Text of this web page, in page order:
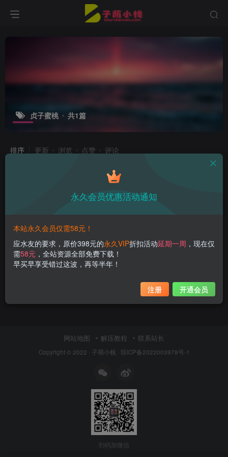
贞子蜜桃 共1篇
排序 更新 浏览 点赞 评论
贞子蜜桃个人简介及COS作品一览！
子萌在线
网站地图 解压教程 联系站长
Copyright © 2022 · 子萌小栈 · 琼ICP备2022003978号-1
扫码加微信
永久会员优惠活动通知
本站永久会员仅需58元！
应水友的要求，原价398元的永久VIP折扣活动延期一周 ，现在仅
需58元 ，全站资源全部免费下载！
早买早享受错过这波，再等半年！
注册 开通会员